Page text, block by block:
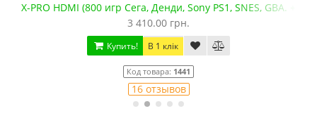
(800 игр Сега, Денди, Sony PS1, SNES, GBA. +microSD)
В 1 клік
Сега